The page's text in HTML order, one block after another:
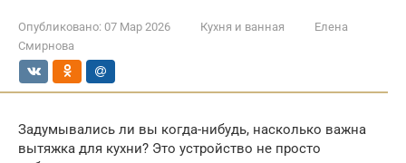
Опубликовано: 07 Мар 2026 Кухня и ванная
Елена
Смирнова
Задумывались ли вы когда-нибудь, насколько важна
вытяжка для кухни? Это устройство не просто